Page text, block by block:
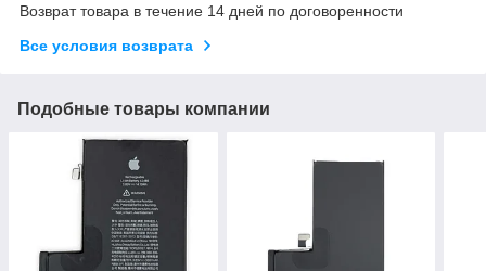
Возврат товара в течение 14 дней по договоренности
Все условия возврата
Подобные товары компании